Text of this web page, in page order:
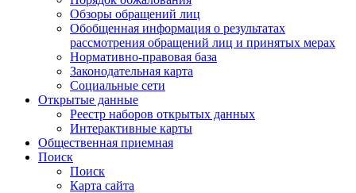
Обзоры обращений лиц
Обобщенная информация о результатах
рассмотрения обращений лиц и принятых мерах
Нормативно-правовая база
Законодательная карта
Социальные сети
Открытые данные
Реестр наборов открытых данных
Интерактивные карты
Общественная приемная
Поиск
Поиск
Карта сайта